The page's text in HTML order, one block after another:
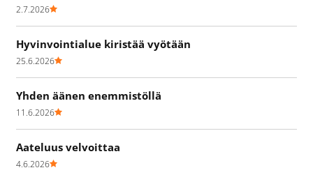
2.7.2026
Hyvinvointialue kiristää vyötään
25.6.2026
Yhden äänen enemmistöllä
11.6.2026
Aateluus velvoittaa
4.6.2026